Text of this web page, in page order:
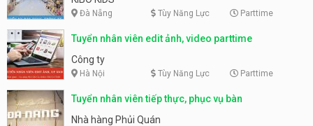
Đà Nẵng Tùy Năng Lực Parttime
Tuyển nhân viên edit ảnh, video parttime
Công ty
Hà Nội Tùy Năng Lực Parttime
Tuyển nhân viên tiếp thực, phục vụ bàn
Nhà hàng Phủi Quán